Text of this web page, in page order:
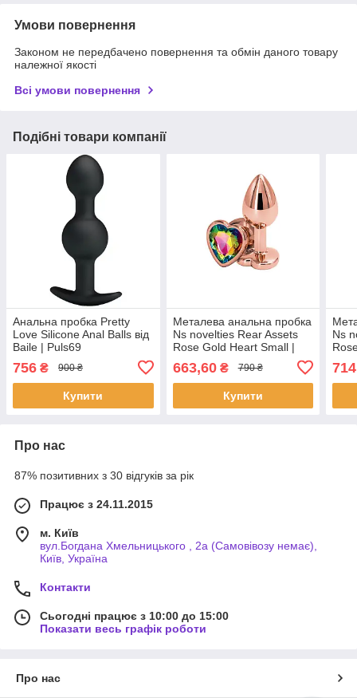
Умови повернення
Законом не передбачено повернення та обмін даного товару
належної якості
Всі умови повернення
Подібні товари компанії
Анальна пробка Pretty
Love Silicone Anal Balls від
Baile | Puls69
756 ₴ 900 ₴
Купити
Металева анальна пробка
Ns novelties Rear Assets
Rose Gold Heart Small |
663,60₴ 790 ₴
Купити
Ns
714
Про нас
87% позитивних з 30 відгуків за рік
Працює з 24.11.2015
м. Київ
вул.Богдана Хмельницького , 2а (Самовівозу немає),
Київ, Україна
Контакти
Сьогодні працює з 10:00 до 15:00
Показати весь графік роботи
Про нас